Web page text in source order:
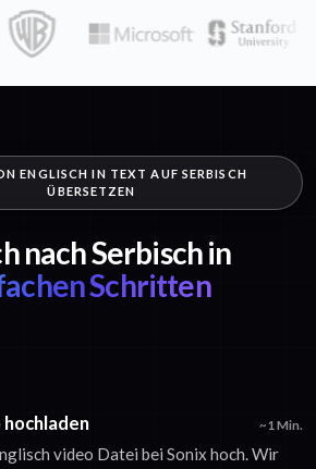
ENGLISCH IN TEXT AUF SERBISCH
ÜBERSETZEN
nach Serbisch in
Schritten
hochladen ~1 Min.
video Datei bei Sonix hoch. Wir